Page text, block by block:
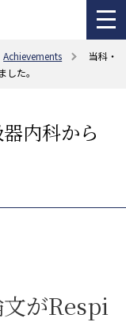
Achievements
当科・
た。
器内科から
がRespi